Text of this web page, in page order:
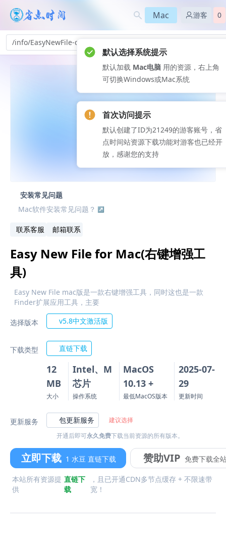
Mac 游客 0
/info/EasyNewFile-qh_272
安装常见问题
Mac软件安装常见问题？
联系客服 邮箱联系
Easy New File for Mac(右键增强工
具)
Easy New File mac版是一款右键增强工具，同时这也是一款
Finder扩展应用工具，主要
选择版本 v5.8中文激活版
下载类型 直链下载
12
MB
大小
Intel、M
芯片
操作系统
MacOS
10.13 +
最低MacOS版本
2025-07-
29
更新时间
更新服务 包更新服务
建议选择
开通后即可永久免费下载当前资源的所有版本。
立即下载 1 水豆 直链下载 赞助VIP 免费下载全
本站所有资源提
供
直链下
载
，且已开通CDN多节点缓存 + 不限速带
宽！
默认选择系统提示
默认加载 Mac电脑 用的资源，右上角
可切换Windows或Mac系统
首次访问提示
默认创建了ID为21249的游客账号，省
点时间站资源下载功能对游客也已经开
放，感谢您的支持